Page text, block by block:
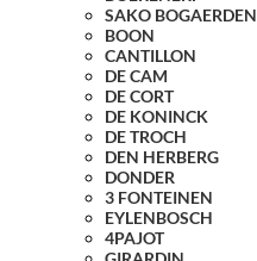
SAKO BOGAERDEN
BOON
CANTILLON
DE CAM
DE CORT
DE KONINCK
DE TROCH
DEN HERBERG
DONDER
3 FONTEINEN
EYLENBOSCH
4PAJOT